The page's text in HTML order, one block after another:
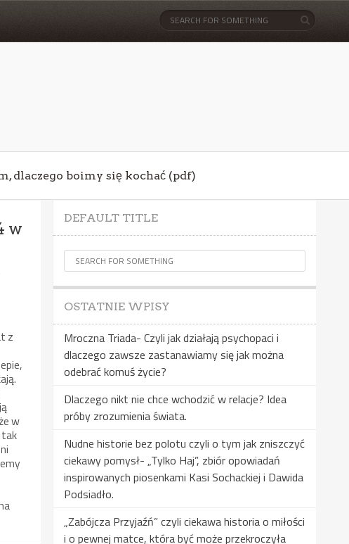
dlaczego boimy się kochać (pdf)
w
z
w
tak
DEFAULT TITLE
OSTATNIE WPISY
Mroczna Triada- Czyli jak działają psychopaci i
dlaczego zawsze zastanawiamy się jak można
odebrać komuś życie?
Dlaczego nikt nie chce wchodzić w relacje? Idea
próby zrozumienia świata.
Nudne historie bez polotu czyli o tym jak zniszczyć
ciekawy pomysł- „Tylko Haj”, zbiór opowiadań
inspirowanych piosenkami Kasi Sochackiej i Dawida
Podsiadło.
„Zabójcza Przyjaźń” czyli ciekawa historia o miłości
i o pewnej matce, która być może przekroczyła